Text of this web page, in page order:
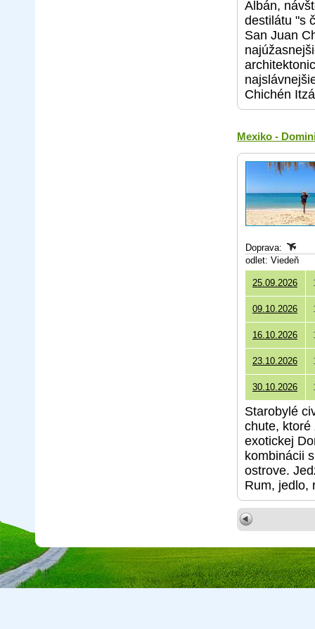
Albán,
destilátu "s
San Juan
Chichén
Mexiko -
Doprava:
odlet: Viedeň
25.09.2026
09.10.2026
16.10.2026
23.10.2026
30.10.2026
Starobylé
chute, ktoré
exotickej
kombinácii
ostrove.
Rum, jedlo,
Copyright © 2026 CA Cepreka s.r.o., tel: 032-7710416, e-mail: